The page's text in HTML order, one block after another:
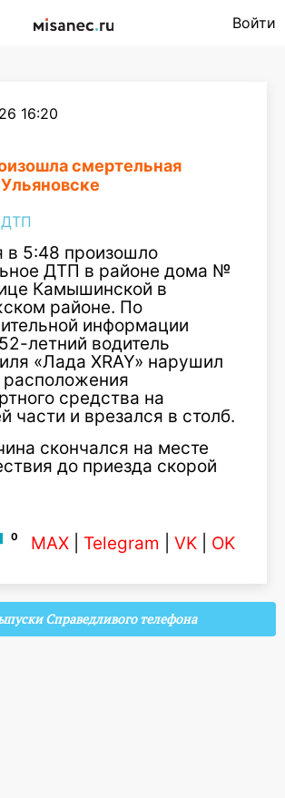
Войти
16:20
смертельная
ДТП
в 5:48 произошло
ДТП в районе дома №
Камышинской в
районе. По
информации
летний водитель
«Лада XRAY» нарушил
расположения
средства на
части и врезался в столб.
скончался на месте
до приезда скорой
0 MAX Telegram VK OK
Справедливого телефона